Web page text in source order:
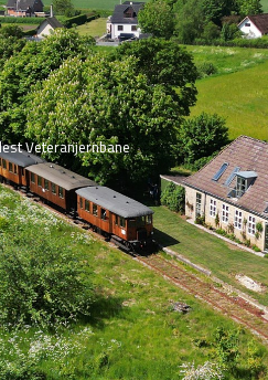
Veteranjernbane